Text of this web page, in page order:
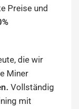
Preise und
die wir
Miner
Vollständig
mit